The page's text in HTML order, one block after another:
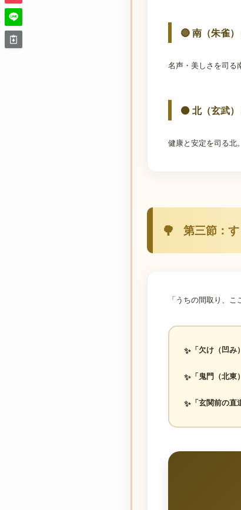
🔴 南（朱雀
名声・美しさを司る
⚫ 北（玄武
健康と安定を司る北
第三節：
「うちの間取り、
「欠け（凹み
「鬼門（北東
「玄関前の直